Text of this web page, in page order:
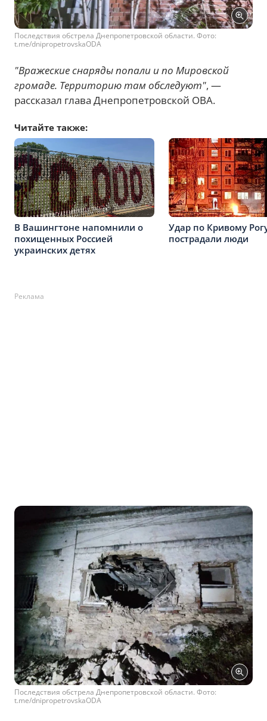
Последствия обстрела Днепропетровской области. Фото:
t.me/dnipropetrovskaODA
"Вражеские снаряды попали и по Мировской
громаде. Территорию там обследуют", —
рассказал глава Днепропетровской ОВА.
Читайте также:
В Вашингтоне напомнили о
похищенных Россией
украинских детях
Удар по Кривому
пострадали люди
Реклама
Последствия обстрела Днепропетровской области. Фото:
t.me/dnipropetrovskaODA